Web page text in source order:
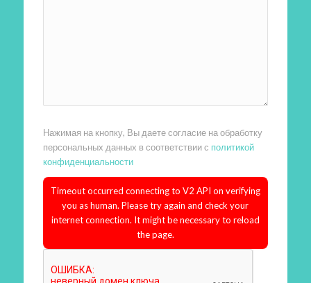
Нажимая на кнопку, Вы даете согласие на обработку
персональных данных в соответствии с политикой
конфиденциальности
Timeout occurred connecting to V2 API on verifying
you as human. Please try again and check your
internet connection. It might be necessary to reload
the page.